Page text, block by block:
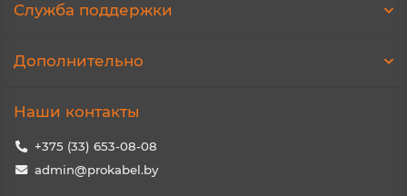
Служба поддержки
Дополнительно
Наши контакты
+375 (33) 653-08-08
admin@prokabel.by